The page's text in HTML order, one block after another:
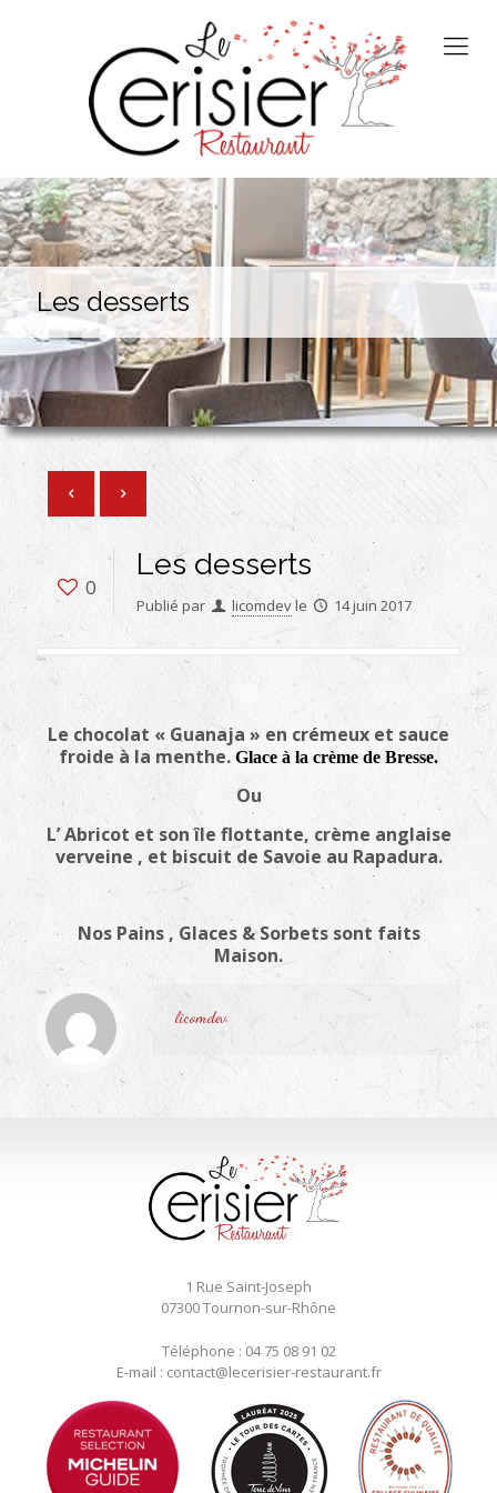
Les desserts
0
Les desserts
Publié par licomdevle 14 juin 2017
Le chocolat « Guanaja » en crémeux et sauce
froide à la menthe. Glace à la crème de Bresse.
Ou
L’ Abricot et son île flottante, crème anglaise
verveine , et biscuit de Savoie au Rapadura.
Nos Pains , Glaces & Sorbets sont faits
Maison.
licomdev
1 Rue Saint-Joseph
07300 Tournon-sur-Rhône
Téléphone : 04 75 08 91 02
E-mail : contact@lecerisier-restaurant.fr